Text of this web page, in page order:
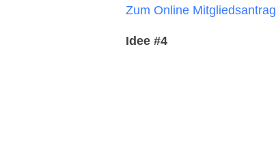
Zum Online Mitgliedsantrag
Idee #4